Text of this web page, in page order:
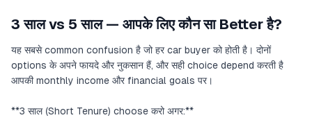
3 साल vs 5 साल — आपके लिए कौन सा Better है?
यह सबसे common confusion है जो हर car buyer को होती है। दोनों
options के अपने फायदे और नुकसान हैं, और सही choice depend करती है
आपकी monthly income और financial goals पर।
**3 साल (Short Tenure) choose करो अगर:**